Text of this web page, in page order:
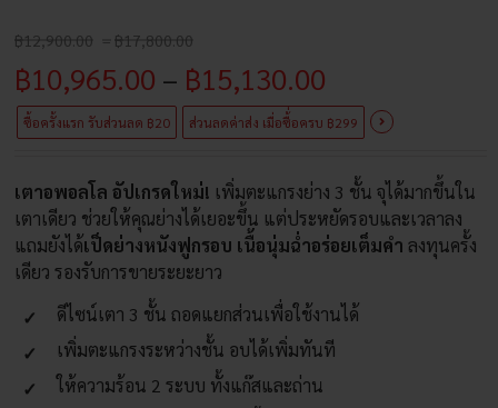
฿12,900.00 – ฿17,800.00
฿12,900.00
through
฿17,800.00
฿10,965.00 – ฿15,130.00
range:
through
฿15,130.00
ซื้อครั้งแรก รับส่วนลด ฿20 ส่วนลดค่าส่ง เมื่อซื้่อครบ ฿299
เตาอพอลโล อัปเกรดใหม่! เพิ่มตะแกรงย่าง 3 ชั้น จุได้มากขึ้นใน
เตาเดียว ช่วยให้คุณย่างได้เยอะขึ้น แต่ประหยัดรอบและเวลาลง
แถมยังได้เป็ดย่างหนังฟูกรอบ เนื้อนุ่มฉ่ำอร่อยเต็มคำ ลงทุนครั้ง
เดียว รองรับการขายระยะยาว
ดีไซน์เตา 3 ชั้น ถอดแยกส่วนเพื่อใช้งานได้
เพิ่มตะแกรงระหว่างชั้น อบได้เพิ่มทันที
ให้ความร้อน 2 ระบบ ทั้งแก๊สและถ่าน